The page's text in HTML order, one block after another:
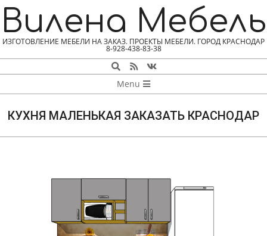
Skip
to
content
Вилена Мебель
ИЗГОТОВЛЕНИЕ МЕБЕЛИ НА ЗАКАЗ. ПРОЕКТЫ МЕБЕЛИ. ГОРОД КРАСНОДАР
8-928-438-83-38
Search
MENU
Menu
КУХНЯ МАЛЕНЬКАЯ ЗАКАЗАТЬ КРАСНОДАР